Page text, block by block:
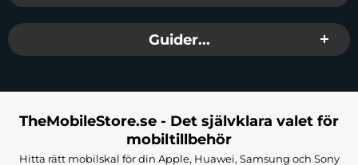
Guider...
TheMobileStore.se - Det självklara valet för
mobiltillbehör
Hitta rätt mobilskal för din Apple, Huawei, Samsung och Sony